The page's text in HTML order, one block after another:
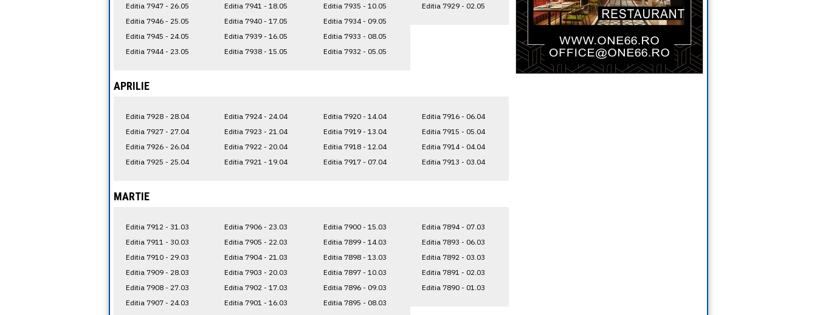
Editia 7947 - 26.05
Editia 7946 - 25.05
Editia 7945 - 24.05
Editia 7944 - 23.05
Editia 7941 - 18.05
Editia 7940 - 17.05
Editia 7939 - 16.05
Editia 7938 - 15.05
Editia 7935 - 10.05
Editia 7934 - 09.05
Editia 7933 - 08.05
Editia 7932 - 05.05
Editia 7929 - 02.05
APRILIE
Editia 7928 - 28.04
Editia 7927 - 27.04
Editia 7926 - 26.04
Editia 7925 - 25.04
Editia 7924 - 24.04
Editia 7923 - 21.04
Editia 7922 - 20.04
Editia 7921 - 19.04
Editia 7920 - 14.04
Editia 7919 - 13.04
Editia 7918 - 12.04
Editia 7917 - 07.04
Editia 7916 - 06.04
Editia 7915 - 05.04
Editia 7914 - 04.04
Editia 7913 - 03.04
MARTIE
Editia 7912 - 31.03
Editia 7911 - 30.03
Editia 7910 - 29.03
Editia 7909 - 28.03
Editia 7908 - 27.03
Editia 7907 - 24.03
Editia 7906 - 23.03
Editia 7905 - 22.03
Editia 7904 - 21.03
Editia 7903 - 20.03
Editia 7902 - 17.03
Editia 7901 - 16.03
Editia 7900 - 15.03
Editia 7899 - 14.03
Editia 7898 - 13.03
Editia 7897 - 10.03
Editia 7896 - 09.03
Editia 7895 - 08.03
Editia 7894 - 07.03
Editia 7893 - 06.03
Editia 7892 - 03.03
Editia 7891 - 02.03
Editia 7890 - 01.03